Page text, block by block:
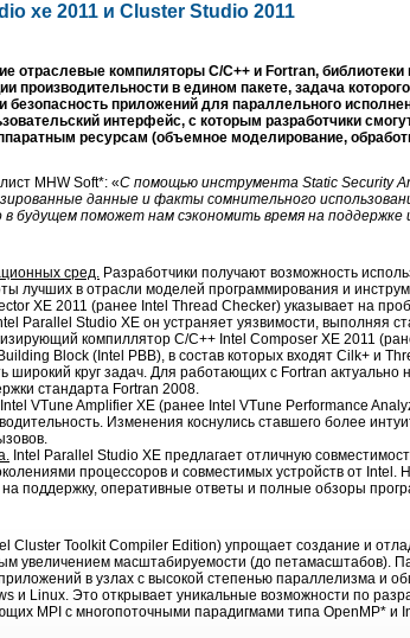
xe 2011 и Cluster Studio 2011
отраслевые компиляторы C/C++ и Fortran,
производительности в едином пакете, задача
приложений для параллельного
интерфейс, с которым разработчики
ресурсам (объемное моделирование,
MHW Soft*: «С помощью инструмента Static Security
данные и факты сомнительного
будущем поможет нам сэкономить время на поддержке
сред. Разработчики получают возможность
лучших в отрасли моделей программирования и
XE 2011 (ранее Intel Thread Checker) указывает на
Parallel Studio XE он устраняет уязвимости, выполняя
компиллятор C/C++ Intel Composer XE 2011
Block (Intel PBB), в состав которых входят Cilk+ и
круг задач. Для работающих с Fortran актуально
стандарта Fortran 2008.
VTune Amplifier XE (ранее Intel VTune Performance
Изменения коснулись ставшего более
Intel Parallel Studio XE предлагает отличную
процессоров и совместимых устройств от
на поддержку, оперативные ответы и полные обзоры
Cluster Toolkit Compiler Edition) упрощает создание и
увеличением масштабируемости (до петамасштабов).
в узлах с высокой степенью параллелизма и
и Linux. Это открывает уникальные возможности по
MPI с многопоточными парадигмами типа OpenMP* и